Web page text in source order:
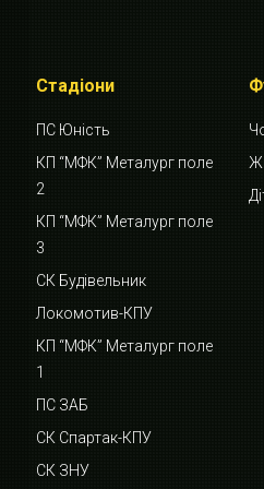
Стадіони
ПС Юність
КП “МФК” Металург поле
2
КП “МФК” Металург поле
3
СК Будівельник
Локомотив-КПУ
КП “МФК” Металург поле
1
ПС ЗАБ
СК Спартак-КПУ
СК ЗНУ